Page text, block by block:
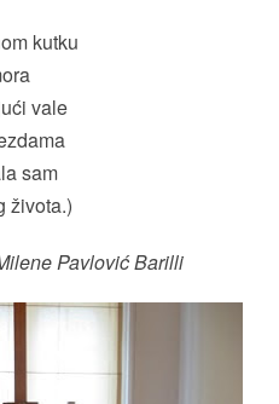
kutku
vale
sam
života.)
Pavlović Barilli